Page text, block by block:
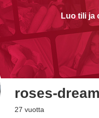
Luo tili ja
roses-dream
27 vuotta